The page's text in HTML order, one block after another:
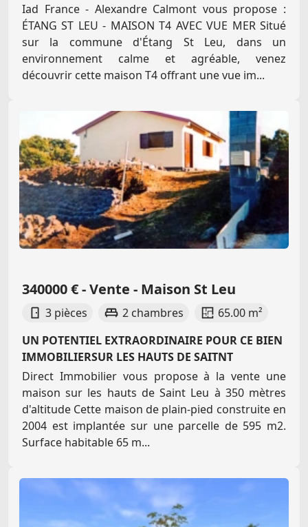
Iad France - Alexandre Calmont vous propose :
ÉTANG ST LEU - MAISON T4 AVEC VUE MER Situé
sur la commune d'Étang St Leu, dans un
environnement calme et agréable, venez
découvrir cette maison T4 offrant une vue im...
340000 € - Vente - Maison St Leu
3 pièces 2 chambres
65.00 m²
UN POTENTIEL EXTRAORDINAIRE POUR CE BIEN
IMMOBILIERSUR LES HAUTS DE SAITNT
Direct Immobilier vous propose à la vente une
maison sur les hauts de Saint Leu à 350 mètres
d'altitude Cette maison de plain-pied construite en
2004 est implantée sur une parcelle de 595 m2.
Surface habitable 65 m...